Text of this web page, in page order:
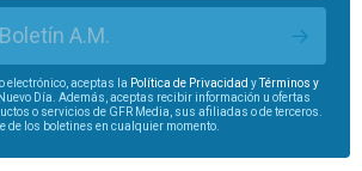
A.M.
electrónico, aceptas la Política de Privacidad yTérminos y
Día. Además, aceptas recibir información u ofertas
o servicios de GFR Media, sus afiliadas o de terceros.
de los boletines en cualquier momento.